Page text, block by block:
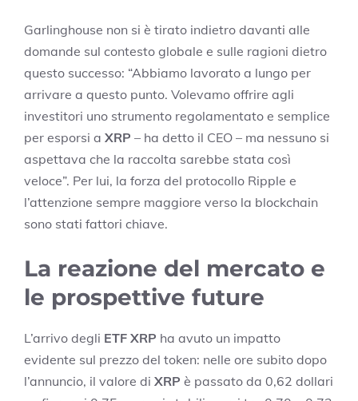
Garlinghouse non si è tirato indietro davanti alle
domande sul contesto globale e sulle ragioni dietro
questo successo: “Abbiamo lavorato a lungo per
arrivare a questo punto. Volevamo offrire agli
investitori uno strumento regolamentato e semplice
per esporsi a XRP – ha detto il CEO – ma nessuno si
aspettava che la raccolta sarebbe stata così
veloce”. Per lui, la forza del protocollo Ripple e
l’attenzione sempre maggiore verso la blockchain
sono stati fattori chiave.
La reazione del mercato e
le prospettive future
L’arrivo degli ETF XRP ha avuto un impatto
evidente sul prezzo del token: nelle ore subito dopo
l’annuncio, il valore di XRP è passato da 0,62 dollari